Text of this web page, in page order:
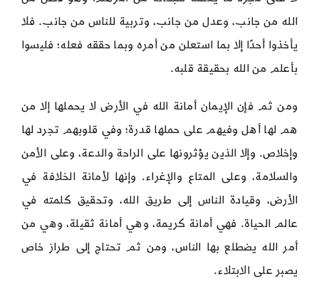
الله من جانب، وعدل من جانب، وتربية للناس من جانب. فلا
يأخذوا أحدًا إلا بما استعلن من أمره وبما حققه فعله؛ فليسوا
بأعلم من الله بحقيقة قلبه.
ومن ثم فإن الإيمان أمانة الله في الأرض لا يحملها إلا من
هم لها أهل وفيهم على حملها قدرة؛ وفي قلوبهم تجرد لها
وإخلاص. وإلا الذين يؤثرونها على الراحة والدعة، وعلى الأمن
والسلامة، وعلى المتاع والإغراء. وإنها لأمانة الخلافة في
الأرض، وقيادة الناس إلى طريق الله، وتحقيق كلمته في
عالم الحياة. فهي أمانة كريمة، وهي أمانة ثقيلة، وهي من
أمر الله يضطلع بها الناس، ومن ثم تحتاج إلى طراز خاص
يصبر على الابتلاء.